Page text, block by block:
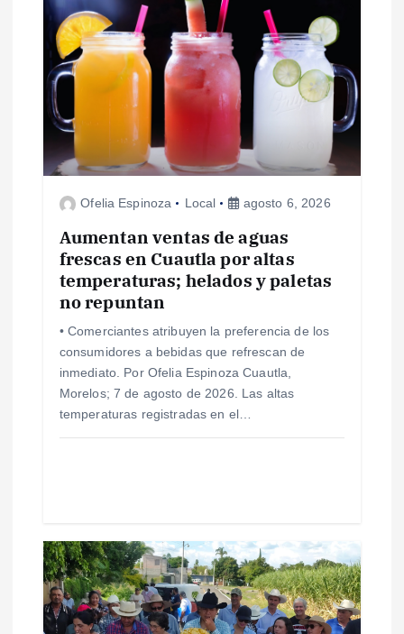
ó
n
d
s
Ofelia Espinoza Local agosto 6, 2026
Aumentan ventas de aguas
frescas en Cuautla por altas
temperaturas; helados y paletas
no repuntan
• Comerciantes atribuyen la preferencia de los
consumidores a bebidas que refrescan de
inmediato. Por Ofelia Espinoza Cuautla,
Morelos; 7 de agosto de 2026. Las altas
temperaturas registradas en el…